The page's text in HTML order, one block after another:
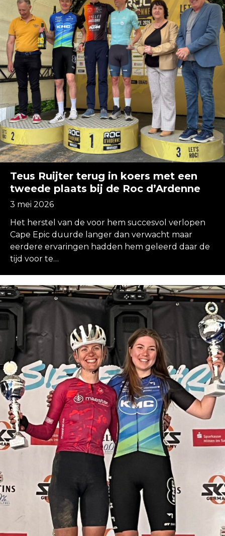
Teus Ruijter terug in koers met een
tweede plaats bij de Roc d’Ardenne
3 mei 2026
Het herstel van de voor hem succesvol verlopen
Cape Epic duurde langer dan verwacht maar
eerdere ervaringen hadden hem geleerd daar de
tijd voor te…